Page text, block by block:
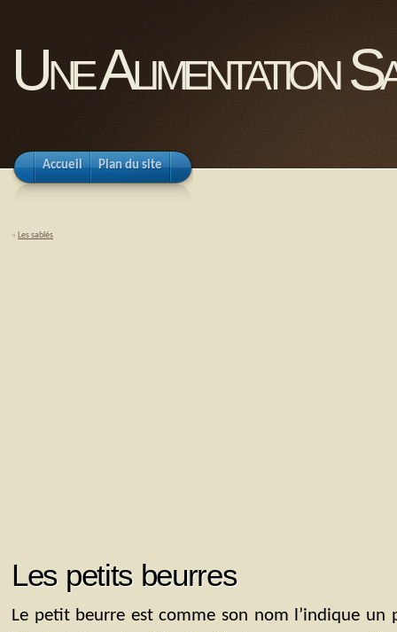
Une Alimentation
Accueil Plan du site
« Les sablés
Les petits beurres
Le petit beurre est comme son nom l’indique un